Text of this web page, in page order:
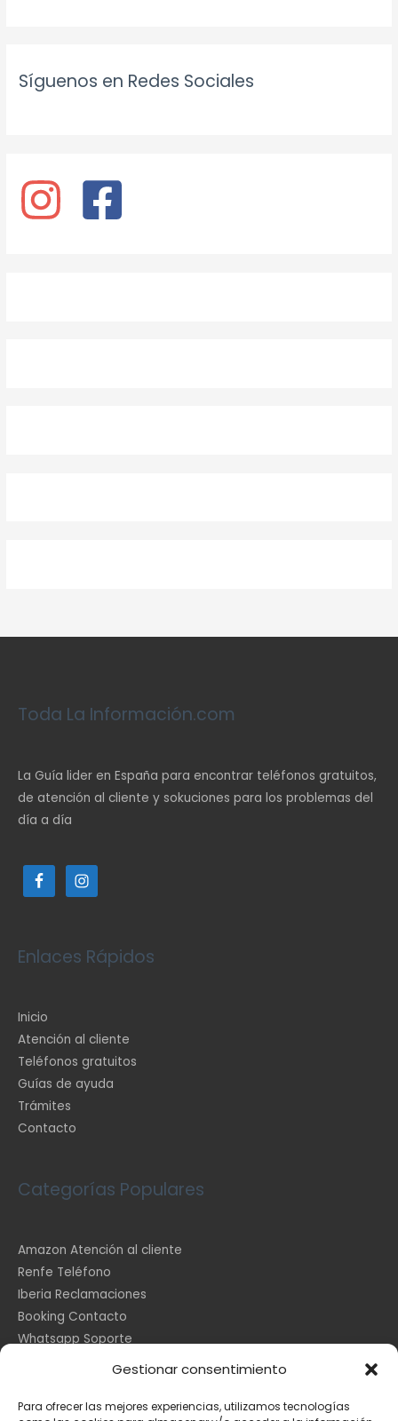
Gestionar consentimiento
Para ofrecer las mejores experiencias, utilizamos tecnologías
Síguenos en Redes Sociales
Toda La Información.com
La Guía lider en España para encontrar teléfonos gratuitos,
de atención al cliente y sokuciones para los problemas del
día a día
Enlaces Rápidos
Inicio
Atención al cliente
Teléfonos gratuitos
Guías de ayuda
Trámites
Contacto
Categorías Populares
Amazon Atención al cliente
Renfe Teléfono
Iberia Reclamaciones
Booking Contacto
Whatsapp Soporte